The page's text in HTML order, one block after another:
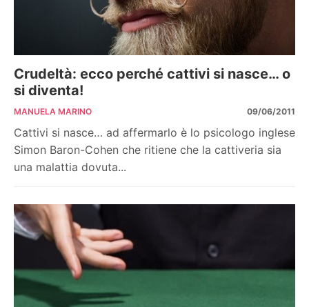
Crudeltà: ecco perché cattivi si nasce… o
si diventa!
MANUELA MARINO 09/06/2011
Cattivi si nasce… ad affermarlo è lo psicologo inglese
Simon Baron-Cohen che ritiene che la cattiveria sia
una malattia dovuta...